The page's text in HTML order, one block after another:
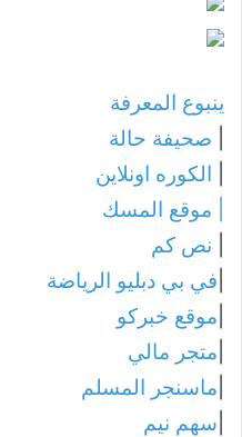
ينبوع المعرفة
صحيفة حالة
الكوره اونلاين
موقع المسك
نص كم
في بي دبليو الرياضة
موقع خبركو
متجر مالي
ماسنجر المسلم
سهم نيم